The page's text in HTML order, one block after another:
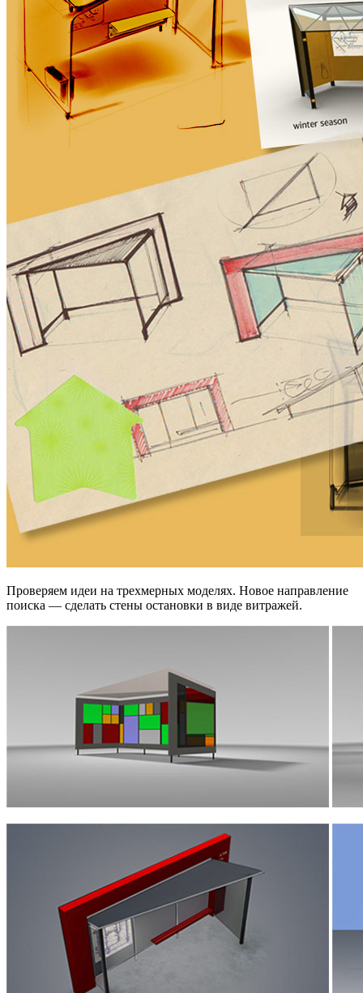
Проверяем идеи на трехмерных моделях. Новое направление
поиска — сделать стены остановки в виде витражей.